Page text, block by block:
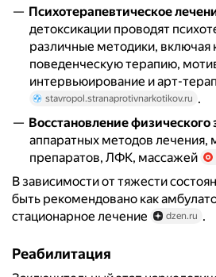
Психотерапевтическое
детоксикации проводят
различные методики, включая
поведенческую терапию,
интервьюирование и арт-
stavropol.stranaprotivnarkotikov.ru .
Восстановление физического
аппаратных методов лечения,
препаратов, ЛФК, массажей
В зависимости от тяжести
быть рекомендовано как
стационарное лечение
dzen.ru .
Реабилитация